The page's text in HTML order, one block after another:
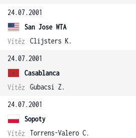
24.07.2001
San Jose WTA
Vítěz
Clijsters K.
24.07.2001
Casablanca
Vítěz
Gubacsi Z.
24.07.2001
Sopoty
Vítěz
Torrens-Valero C.